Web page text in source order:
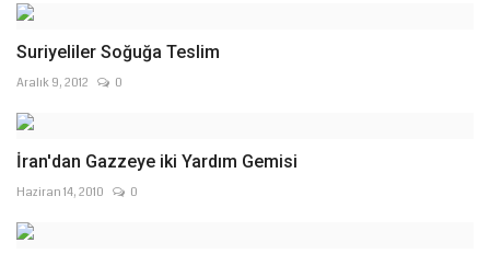
Suriyeliler Soğuğa Teslim
Aralık 9, 2012 0
İran'dan Gazzeye iki Yardım Gemisi
Haziran 14, 2010 0